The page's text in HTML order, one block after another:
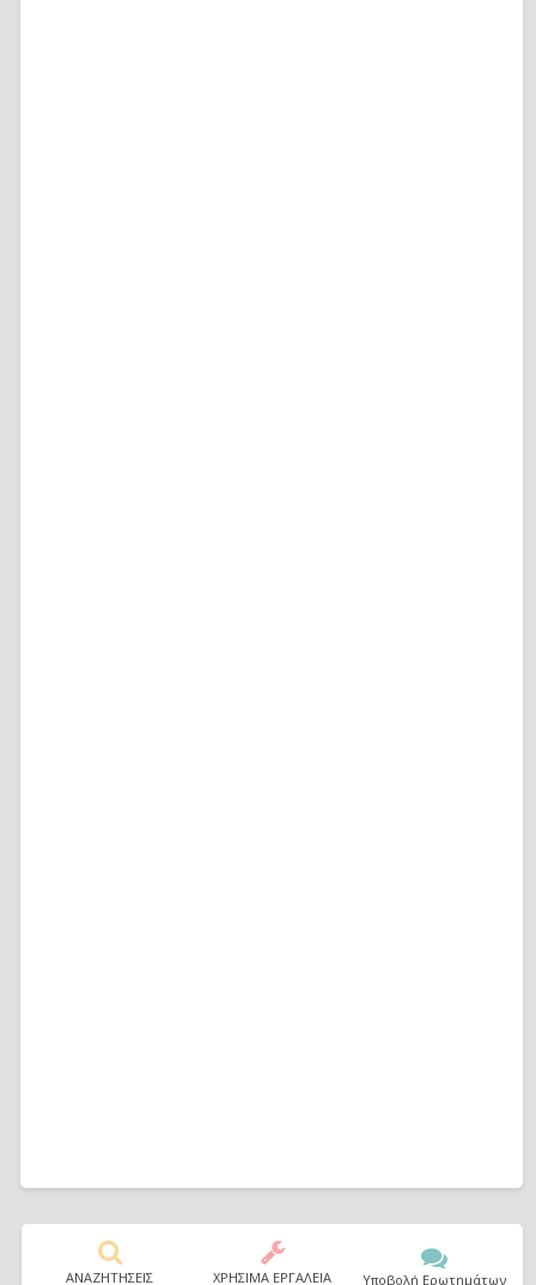
ΑΝΑΖΗΤΗΣΕΙΣ ΧΡΗΣΙΜΑ ΕΡΓΑΛΕΙΑ Υποβολή Ερωτημάτων